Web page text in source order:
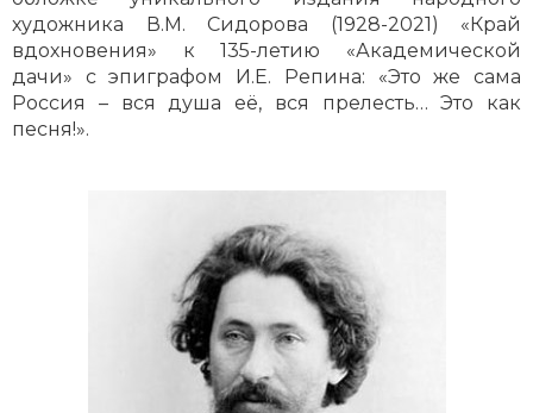
художника В.М. Сидорова (1928-2021) «Край
вдохновения» к 135-летию «Академической
дачи» с эпиграфом И.Е. Репина: «Это же сама
Россия – вся душа её, вся прелесть… Это как
песня!».